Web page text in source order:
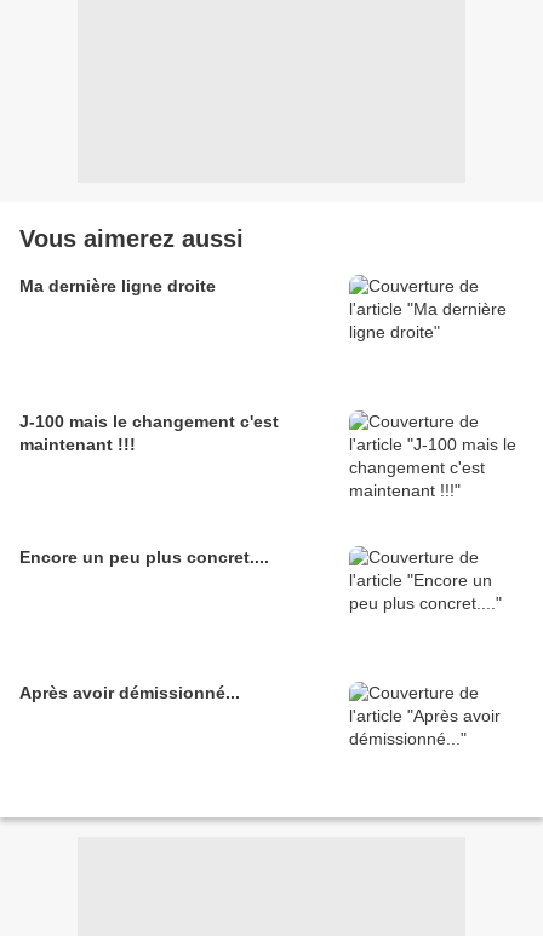
Vous aimerez aussi
Ma dernière ligne droite
J-100 mais le changement c'est
maintenant !!!
Encore un peu plus concret....
Après avoir démissionné...